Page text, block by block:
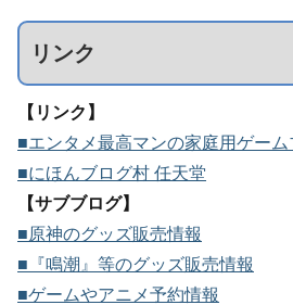
リンク
【リンク】
■エンタメ最高マンの家庭用ゲーム
■にほんブログ村 任天堂
【サブブログ】
■原神のグッズ販売情報
■『鳴潮』等のグッズ販売情報
■ゲームやアニメ予約情報